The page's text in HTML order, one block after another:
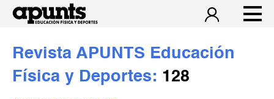
Revista APUNTS Educación
Física y Deportes: 128